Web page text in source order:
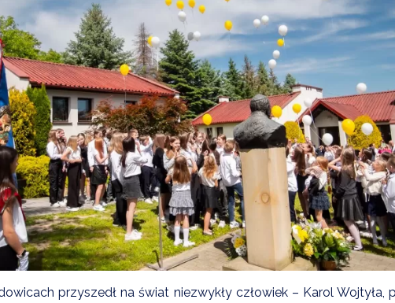
przyszedł na świat niezwykły człowiek – Karol Wojtyła,